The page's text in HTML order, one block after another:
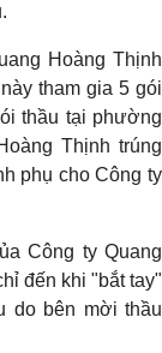
Hoàng Thịnh
tham gia 5 gói
thầu tại phường
Thịnh trúng
phụ cho Công ty
Công ty Quang
đến khi "bắt tay"
do bên mời thầu